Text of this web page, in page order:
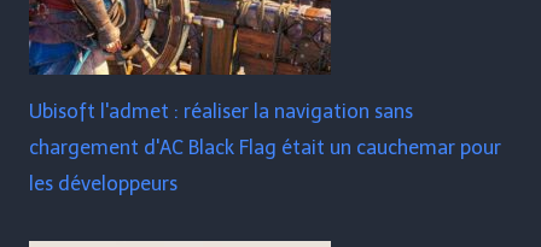
Ubisoft l'admet : réaliser la navigation sans
chargement d'AC Black Flag était un cauchemar pour
les développeurs